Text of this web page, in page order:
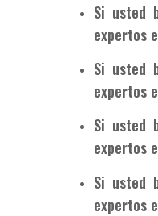
Si usted
expertos
Si usted
expertos
Si usted
expertos
Si usted
expertos